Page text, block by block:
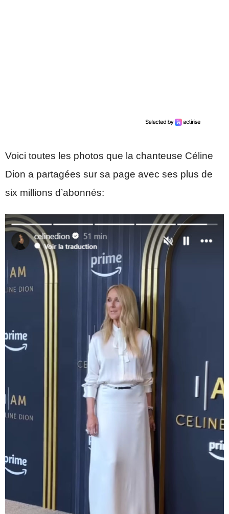
Voici toutes les photos que la chanteuse Céline
Dion a partagées sur sa page avec ses plus de
six millions d’abonnés: